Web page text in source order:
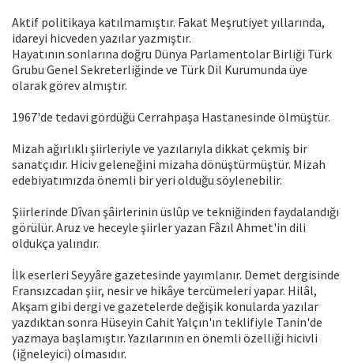
Aktif politikaya katılmamıştır. Fakat Meşrutiyet yıllarında,
idareyi hicveden yazılar yazmıştır.
Hayatının sonlarına doğru Dünya Parlamentolar Birliği Türk
Grubu Genel Sekreterliğinde ve Türk Dil Kurumunda üye
olarak görev almıştır.
1967'de tedavi gördüğü Cerrahpaşa Hastanesinde ölmüştür.
Mizah ağırlıklı şiirleriyle ve yazılarıyla dikkat çekmiş bir
sanatçıdır. Hiciv geleneğini mizaha dönüştürmüştür. Mizah
edebiyatımızda önemli bir yeri olduğu söylenebilir.
Şiirlerinde Dîvan şâirlerinin üslûp ve tekniğinden faydalandığı
görülür. Aruz ve heceyle şiirler yazan Fâzıl Ahmet'in dili
oldukça yalındır.
İlk eserleri Seyyâre gazetesinde yayımlanır. Demet dergisinde
Fransızcadan şiir, nesir ve hikâye tercümeleri yapar. Hilâl,
Akşam gibi dergi ve gazetelerde değişik konularda yazılar
yazdıktan sonra Hüseyin Cahit Yalçın'ın teklifiyle Tanin'de
yazmaya başlamıştır. Yazılarının en önemli özelliği hicivli
(iğneleyici) olmasıdır.